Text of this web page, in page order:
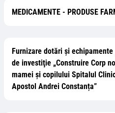
MEDICAMENTE - PRODUSE
Furnizare dotări și
de investiţie „Construire Corp
mamei și copilului Spitalul
Apostol Andrei Constanța”